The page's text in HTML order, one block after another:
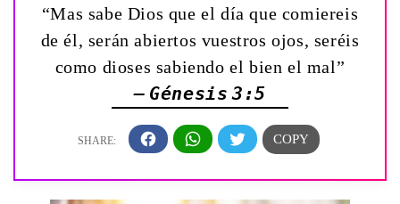
“Mas sabe Dios que el día que comiereis
de él, serán abiertos vuestros ojos, seréis
como dioses sabiendo el bien el mal”
— Génesis 3:5